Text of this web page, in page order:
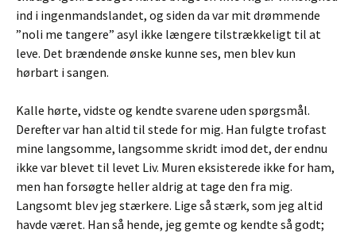
ind i ingenmandslandet, og siden da var mit drømmende
”noli me tangere” asyl ikke længere tilstrækkeligt til at
leve. Det brændende ønske kunne ses, men blev kun
hørbart i sangen.
Kalle hørte, vidste og kendte svarene uden spørgsmål.
Derefter var han altid til stede for mig. Han fulgte trofast
mine langsomme, langsomme skridt imod det, der endnu
ikke var blevet til levet Liv. Muren eksisterede ikke for ham,
men han forsøgte heller aldrig at tage den fra mig.
Langsomt blev jeg stærkere. Lige så stærk, som jeg altid
havde været. Han så hende, jeg gemte og kendte så godt;